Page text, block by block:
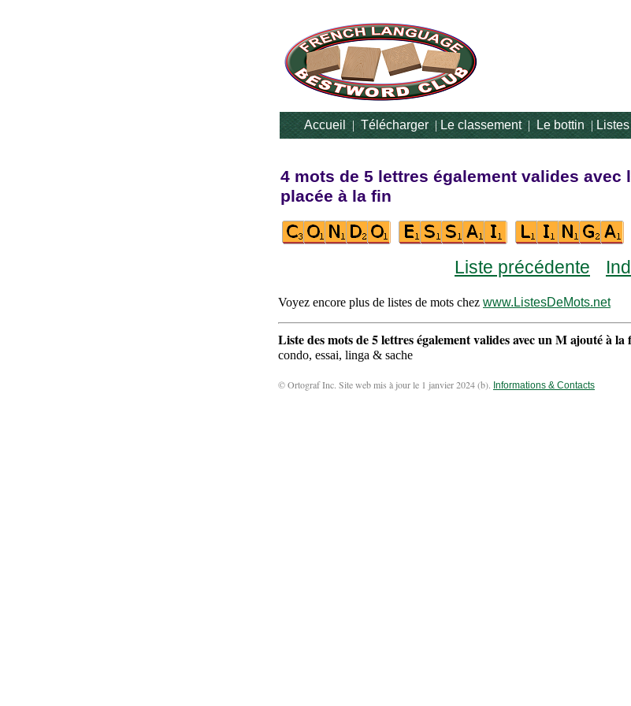
Accueil|Télécharger|Le classement|Le bottin|
4 mots de 5 lettres également valides avec
placée à la fin
Liste précédente
Voyez encore plus de listes de mots chez www.ListesDeMots.net
Liste des mots de 5 lettres également valides avec un M ajouté à
condo, essai, linga & sache
© Ortograf Inc. Site web mis à jour le 1 janvier 2024 (b). Informations & Contacts